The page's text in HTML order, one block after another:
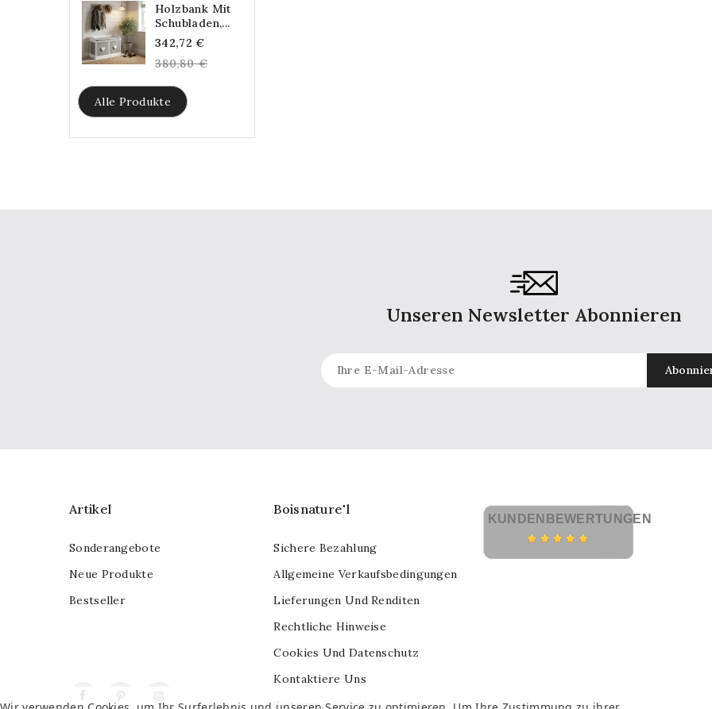
Holzbank Mit
Schubladen,...
342,72 €
price
380,80 €
Alle Produkte
Unseren Newsletter Abonnieren
FacebookPinterest
Artikel
Sonderangebote
Neue Produkte
Bestseller
Boisnature'l
Sichere Bezahlung
Allgemeine Verkaufsbedingungen
Lieferungen Und Renditen
Rechtliche Hinweise
Cookies Und Datenschutz
Kontaktiere Uns
Seitenverzeichnis
KUNDENBEWERTUNGEN